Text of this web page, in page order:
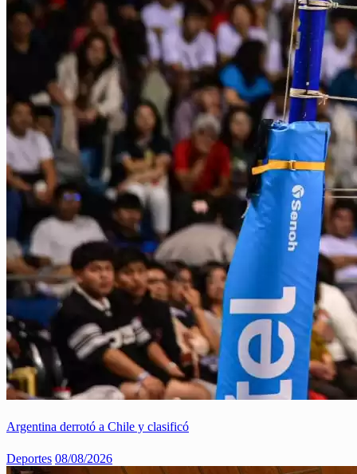
Argentina derrotó a Chile y clasificó
Deportes 08/08/2026